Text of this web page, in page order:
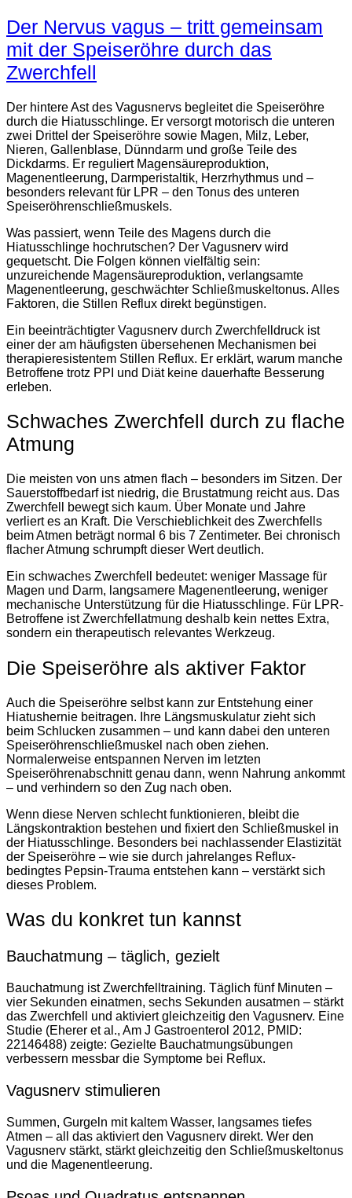
Der Nervus vagus – tritt gemeinsam
mit der Speiseröhre durch das
Zwerchfell
Der hintere Ast des Vagusnervs begleitet die Speiseröhre
durch die Hiatusschlinge. Er versorgt motorisch die unteren
zwei Drittel der Speiseröhre sowie Magen, Milz, Leber,
Nieren, Gallenblase, Dünndarm und große Teile des
Dickdarms. Er reguliert Magensäureproduktion,
Magenentleerung, Darmperistaltik, Herzrhythmus und –
besonders relevant für LPR – den Tonus des unteren
Speiseröhrenschließmuskels.
Was passiert, wenn Teile des Magens durch die
Hiatusschlinge hochrutschen? Der Vagusnerv wird
gequetscht. Die Folgen können vielfältig sein:
unzureichende Magensäureproduktion, verlangsamte
Magenentleerung, geschwächter Schließmuskeltonus. Alles
Faktoren, die Stillen Reflux direkt begünstigen.
Ein beeinträchtigter Vagusnerv durch Zwerchfelldruck ist
einer der am häufigsten übersehenen Mechanismen bei
therapieresistentem Stillen Reflux. Er erklärt, warum manche
Betroffene trotz PPI und Diät keine dauerhafte Besserung
erleben.
Schwaches Zwerchfell durch zu flache
Atmung
Die meisten von uns atmen flach – besonders im Sitzen. Der
Sauerstoffbedarf ist niedrig, die Brustatmung reicht aus. Das
Zwerchfell bewegt sich kaum. Über Monate und Jahre
verliert es an Kraft. Die Verschieblichkeit des Zwerchfells
beim Atmen beträgt normal 6 bis 7 Zentimeter. Bei chronisch
flacher Atmung schrumpft dieser Wert deutlich.
Ein schwaches Zwerchfell bedeutet: weniger Massage für
Magen und Darm, langsamere Magenentleerung, weniger
mechanische Unterstützung für die Hiatusschlinge. Für LPR-
Betroffene ist Zwerchfellatmung deshalb kein nettes Extra,
sondern ein therapeutisch relevantes Werkzeug.
Die Speiseröhre als aktiver Faktor
Auch die Speiseröhre selbst kann zur Entstehung einer
Hiatushernie beitragen. Ihre Längsmuskulatur zieht sich
beim Schlucken zusammen – und kann dabei den unteren
Speiseröhrenschließmuskel nach oben ziehen.
Normalerweise entspannen Nerven im letzten
Speiseröhrenabschnitt genau dann, wenn Nahrung ankommt
– und verhindern so den Zug nach oben.
Wenn diese Nerven schlecht funktionieren, bleibt die
Längskontraktion bestehen und fixiert den Schließmuskel in
der Hiatusschlinge. Besonders bei nachlassender Elastizität
der Speiseröhre – wie sie durch jahrelanges Reflux-
bedingtes Pepsin-Trauma entstehen kann – verstärkt sich
dieses Problem.
Was du konkret tun kannst
Bauchatmung – täglich, gezielt
Bauchatmung ist Zwerchfelltraining. Täglich fünf Minuten –
vier Sekunden einatmen, sechs Sekunden ausatmen – stärkt
das Zwerchfell und aktiviert gleichzeitig den Vagusnerv. Eine
Studie (Eherer et al., Am J Gastroenterol 2012, PMID:
22146488) zeigte: Gezielte Bauchatmungsübungen
verbessern messbar die Symptome bei Reflux.
Vagusnerv stimulieren
Summen, Gurgeln mit kaltem Wasser, langsames tiefes
Atmen – all das aktiviert den Vagusnerv direkt. Wer den
Vagusnerv stärkt, stärkt gleichzeitig den Schließmuskeltonus
und die Magenentleerung.